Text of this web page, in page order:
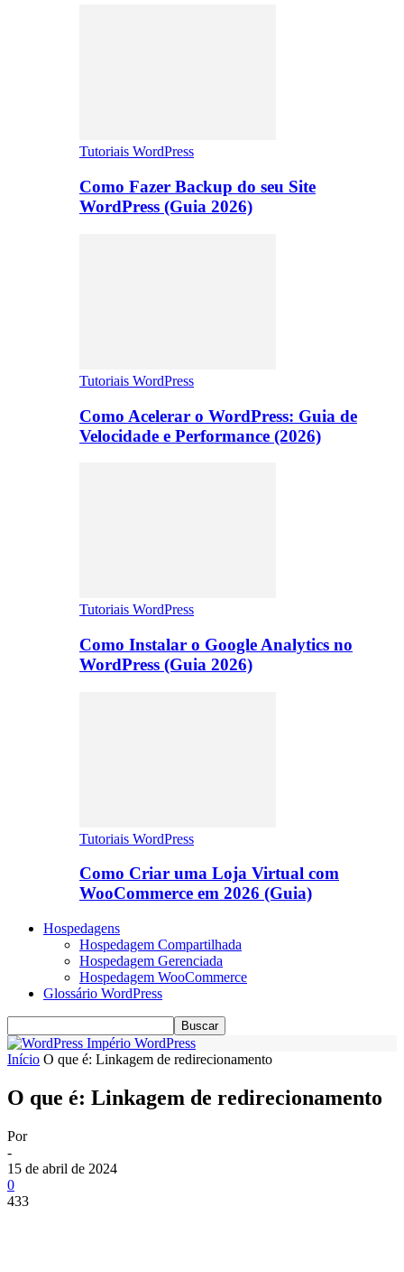
Tutoriais WordPress
Como Fazer Backup do seu Site
WordPress (Guia 2026)
Tutoriais WordPress
Como Acelerar o WordPress: Guia de
Velocidade e Performance (2026)
Tutoriais WordPress
Como Instalar o Google Analytics no
WordPress (Guia 2026)
Tutoriais WordPress
Como Criar uma Loja Virtual com
WooCommerce em 2026 (Guia)
Hospedagens
Hospedagem Compartilhada
Hospedagem Gerenciada
Hospedagem WooCommerce
Glossário WordPress
Império WordPress
Início O que é: Linkagem de redirecionamento
O que é: Linkagem de redirecionamento
Por
-
15 de abril de 2024
0
433